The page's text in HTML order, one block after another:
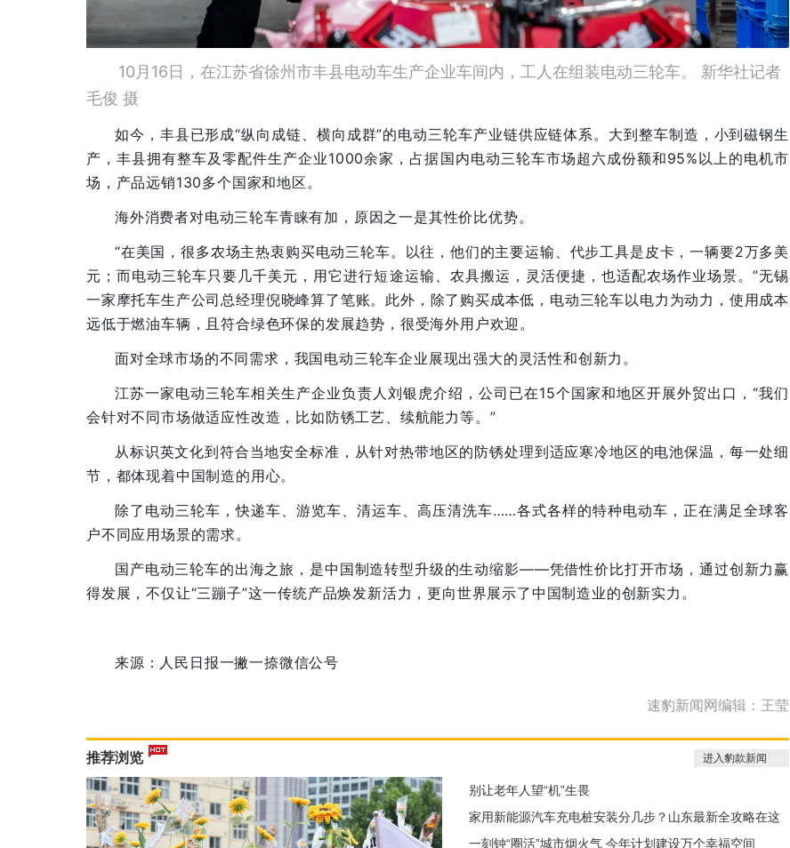
10月16日，在江苏省徐州市丰县电动车生产企业车间内，工人在组装电动三轮车。 新华社记者
毛俊 摄
如今，丰县已形成“纵向成链、横向成群”的电动三轮车产业链供应链体系。大到整车制造，小到磁钢生
产，丰县拥有整车及零配件生产企业1000余家，占据国内电动三轮车市场超六成份额和95%以上的电机市
场，产品远销130多个国家和地区。
海外消费者对电动三轮车青睐有加，原因之一是其性价比优势。
“在美国，很多农场主热衷购买电动三轮车。以往，他们的主要运输、代步工具是皮卡，一辆要2万多美
元；而电动三轮车只要几千美元，用它进行短途运输、农具搬运，灵活便捷，也适配农场作业场景。”无锡
一家摩托车生产公司总经理倪晓峰算了笔账。此外，除了购买成本低，电动三轮车以电力为动力，使用成本
远低于燃油车辆，且符合绿色环保的发展趋势，很受海外用户欢迎。
面对全球市场的不同需求，我国电动三轮车企业展现出强大的灵活性和创新力。
江苏一家电动三轮车相关生产企业负责人刘银虎介绍，公司已在15个国家和地区开展外贸出口，“我们
会针对不同市场做适应性改造，比如防锈工艺、续航能力等。”
从标识英文化到符合当地安全标准，从针对热带地区的防锈处理到适应寒冷地区的电池保温，每一处细
节，都体现着中国制造的用心。
除了电动三轮车，快递车、游览车、清运车、高压清洗车……各式各样的特种电动车，正在满足全球客
户不同应用场景的需求。
国产电动三轮车的出海之旅，是中国制造转型升级的生动缩影——凭借性价比打开市场，通过创新力赢
得发展，不仅让“三蹦子”这一传统产品焕发新活力，更向世界展示了中国制造业的创新实力。
来源：人民日报一撇一捺微信公号
速豹新闻网编辑：王莹
推荐浏览 进入豹款新闻
别让老年人望“机”生畏
家用新能源汽车充电桩安装分几步？山东最新全攻略在这
里
一刻钟“圈活”城市烟火气 今年计划建设万个幸福空间